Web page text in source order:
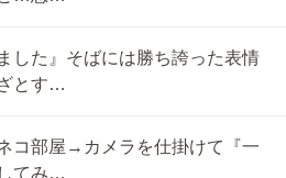
した』そばには勝ち誇った表情
とす…
コ部屋→カメラを仕掛けて『一
てみ…